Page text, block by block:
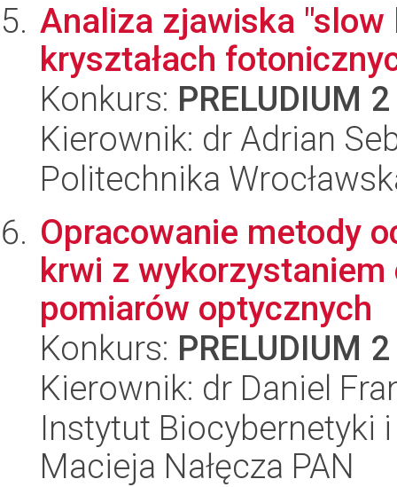
Analiza zjawiska
kryształach
Konkurs: PRELUDIUM 2
Kierownik: dr Adrian
Politechnika
Opracowanie metody
krwi z
pomiarów optycznych
Konkurs: PRELUDIUM 2
Kierownik: dr Daniel
Instytut Biocybernetyki
Macieja Nałęcza PAN